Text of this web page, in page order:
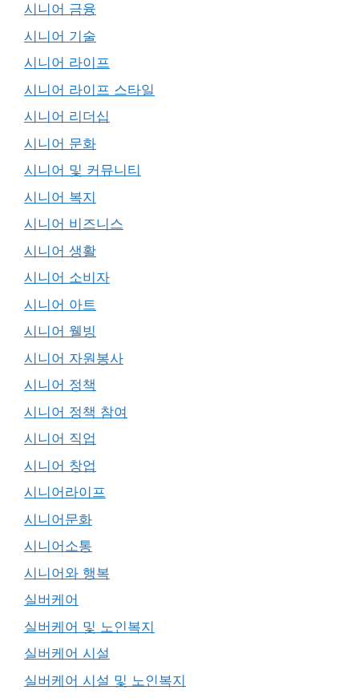
시니어 금융
시니어 기술
시니어 라이프
시니어 라이프 스타일
시니어 리더십
시니어 문화
시니어 및 커뮤니티
시니어 복지
시니어 비즈니스
시니어 생활
시니어 소비자
시니어 아트
시니어 웰빙
시니어 자원봉사
시니어 정책
시니어 정책 참여
시니어 직업
시니어 창업
시니어라이프
시니어문화
시니어소통
시니어와 행복
실버케어
실버케어 및 노인복지
실버케어 시설
실버케어 시설 및 노인복지